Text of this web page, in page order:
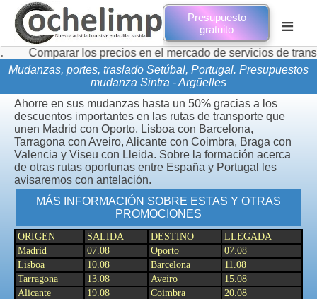
Presupuesto
gratuito
≡
los precios en el mercado de servicios de transporte de
Mudanzas, portes, traslado Setúbal, Portugal. Presupuestos
mudanza Sintra - Argüelles
Ahorre en sus mudanzas hasta un 50% gracias a los
descuentos importantes en las rutas de transporte que
unen Madrid con Oporto, Lisboa con Barcelona,
Tarragona con Aveiro, Alicante con Coimbra, Braga con
Valencia y Viseu con Lleida. Sobre la formación acerca
de otras rutas oportunas entre España y Portugal les
avisaremos con antelación.
MÁS INFORMACIÓN SOBRE ESTAS Y OTRAS
PROMOCIONES
ORIGEN SALIDA DESTINO
LLEGADA
Madrid
07.08 Oporto
07.08
Lisboa
10.08 Barcelona
11.08
Tarragona
13.08 Aveiro
15.08
Alicante
19.08 Coimbra
20.08